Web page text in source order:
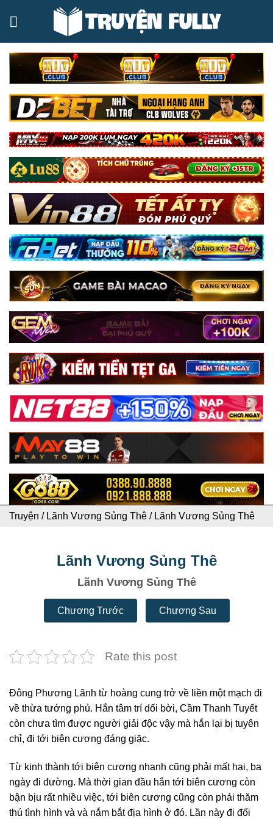
Truyện / Lãnh Vương Sủng Thê / Lãnh Vương Sủng Thê
Lãnh Vương Sủng Thê
Lãnh Vương Sủng Thê
Chương Trước Chương Sau
Rate this post
Đông Phương Lãnh từ hoàng cung trở về liền một mạch đi
về thừa tướng phủ. Hắn tâm trí dối bời, Cầm Thanh Tuyết
còn chưa tìm được người giải độc vậy mà hắn lại bị tuyên
chỉ, đi tới biên cương đáng giặc.
Từ kinh thành tới biên cương nhanh cũng phải mất hai, ba
ngày đi đường. Mà thời gian đầu hắn tới biên cương còn
bận bịu rất nhiều việc, tới biên cương cũng còn phải thăm
thú tình hình và và nắm bắt địa hình ở đó. Lần này đi đối